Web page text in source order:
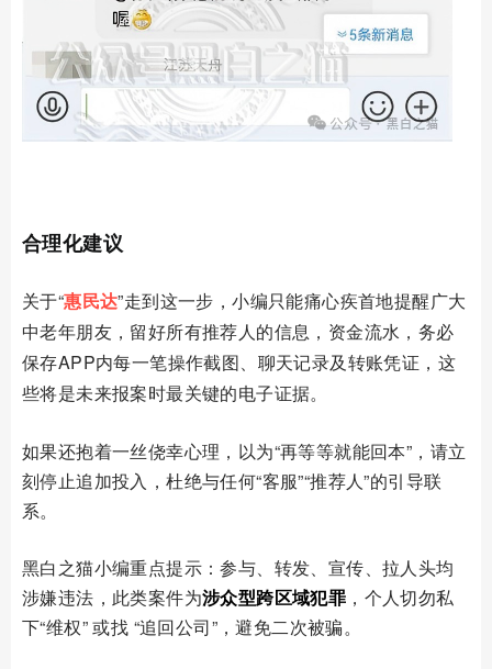
合理化建议
关于“惠民达”走到这一步，小编只能痛心疾首地提醒广大
中老年朋友，留好所有推荐人的信息，资金流水，务必
保存APP内每一笔操作截图、聊天记录及转账凭证，这
些将是未来报案时最关键的电子证据。
如果还抱着一丝侥幸心理，以为“再等等就能回本”，请立
刻停止追加投入，杜绝与任何“客服”“推荐人”的引导联
系。
黑白之猫小编重点提示：参与、转发、宣传、拉人头均
涉嫌违法，此类案件为涉众型跨区域犯罪 ，个人切勿私
下“维权” 或找 “追回公司”，避免二次被骗。